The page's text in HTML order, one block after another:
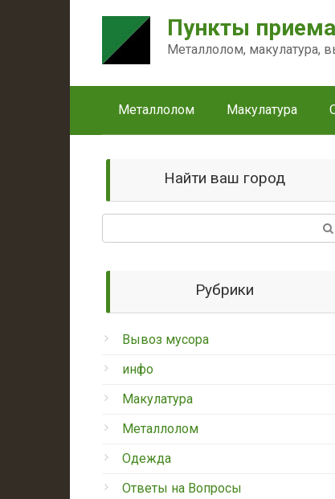
Пункты
Металлолом, макулатура,
Металлолом Макулатура
Найти ваш город
Рубрики
Вывоз мусора
инфо
Макулатура
Металлолом
Одежда
Ответы на Вопросы